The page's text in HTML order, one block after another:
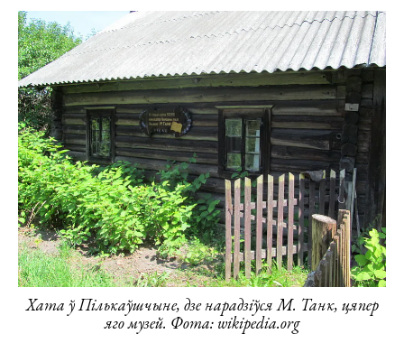
Хата ў Пількаўшчыне, дзе нарадзіўся М. Танк, цяпер
яго музей. Фота: wikipedia.org